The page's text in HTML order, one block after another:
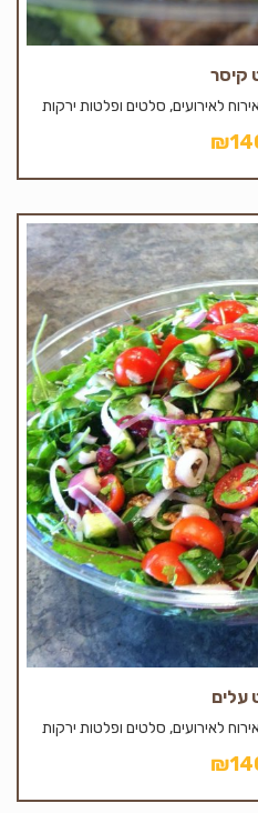
קיסר
לאירועים, סלטים ופלטות ירקות
₪
עלים
לאירועים, סלטים ופלטות ירקות
₪